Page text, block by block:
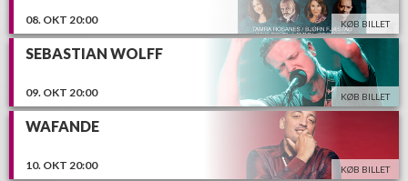
08. OKT 20:00 KØB BILLET
09. OKT 20:00
SEBASTIAN WOLFF
KØB BILLET
10. OKT 20:00
WAFANDE
KØB BILLET